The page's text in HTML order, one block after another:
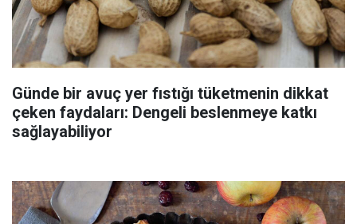
Günde bir avuç yer fıstığı tüketmenin dikkat
çeken faydaları: Dengeli beslenmeye katkı
sağlayabiliyor